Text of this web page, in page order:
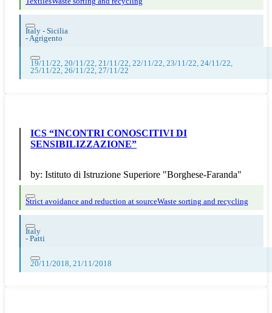
Italy - Sicilia
-Agrigento
19/11/22, 20/11/22, 21/11/22, 22/11/22, 23/11/22, 24/11/22,
25/11/22, 26/11/22, 27/11/22
ICS “INCONTRI CONOSCITIVI DI
SENSIBILIZZAZIONE”
by: Istituto di Istruzione Superiore "Borghese-Faranda"
Strict avoidance and reduction at sourceWaste sorting and recycling
Italy
- Patti
20/11/2018, 21/11/2018